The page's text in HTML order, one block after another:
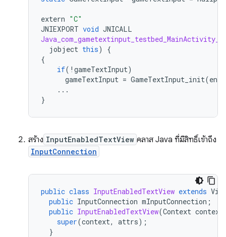
extern "C"
JNIEXPORT void JNICALL
jobject this)
{
{
if( ! gameTextInput)
gameTextInput = GameTextInput_init(env
...
}
สร้าง InputEnabledTextView คลาส Java ที่มีสิทธิ์เข้าถึง
InputConnection
public class InputEnabledTextView extends
public InputConnection mInputConnection ;
public InputEnabledTextView(Context context
super(context, attrs);
}